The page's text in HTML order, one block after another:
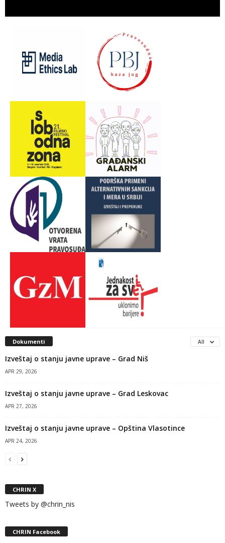
Dokumenti All
Izveštaj o stanju javne uprave – Grad Niš
APR 29, 2026
Izveštaj o stanju javne uprave – Grad Leskovac
APR 27, 2026
Izveštaj o stanju javne uprave – Opština Vlasotince
APR 24, 2026
CHRIN X
Tweets by @chrin_nis
CHRIN Facebook